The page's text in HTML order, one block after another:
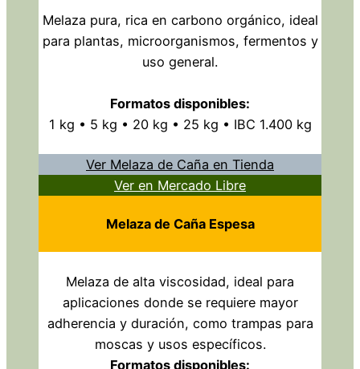
Melaza pura, rica en carbono orgánico, ideal
para plantas, microorganismos, fermentos y
uso general.
Formatos disponibles:
1 kg • 5 kg • 20 kg • 25 kg • IBC 1.400 kg
Ver Melaza de Caña en Tienda
Ver en Mercado Libre
Melaza de Caña Espesa
Melaza de alta viscosidad, ideal para
aplicaciones donde se requiere mayor
adherencia y duración, como trampas para
moscas y usos específicos.
Formatos disponibles: